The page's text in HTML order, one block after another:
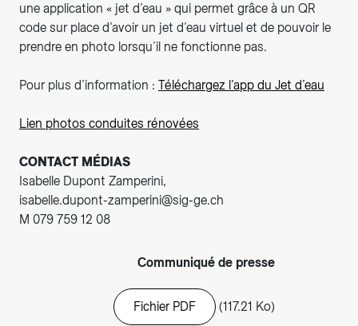
une application « jet d’eau » qui permet grâce à un QR
code sur place d’avoir un jet d’eau virtuel et de pouvoir le
prendre en photo lorsqu’il ne fonctionne pas.
Pour plus d’information : Téléchargez l’app du Jet d’eau
Lien photos conduites rénovées
CONTACT MÉDIAS
Isabelle Dupont Zamperini,
isabelle.dupont-zamperini@sig-ge.ch
M 079 759 12 08
Communiqué de presse
Fichier PDF (117.21 Ko)